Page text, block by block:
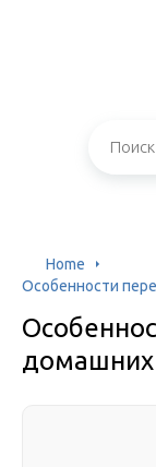
Home
Особенности
домашних